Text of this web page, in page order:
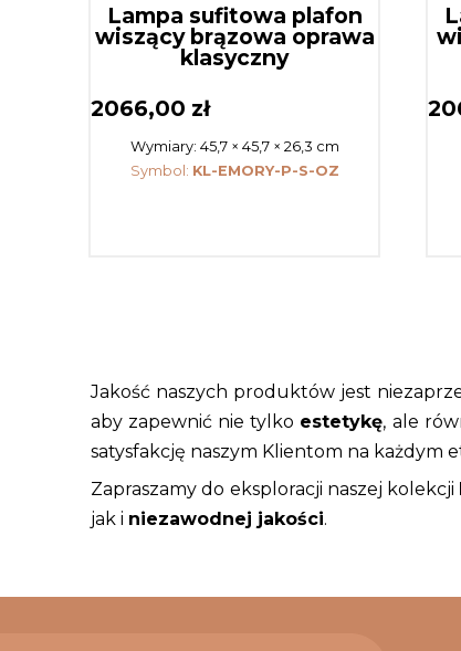
Lampa sufitowa plafon
wiszący brązowa oprawa
klasyczny
2066,00 zł
Wymiary: 45,7 × 45,7 × 26,3 cm
Symbol: KL-EMORY-P-S-OZ
Jakość naszych produktów jest
aby zapewnić nie tylko estetykę, ale
satysfakcję naszym Klientom na każdym
Zapraszamy do eksploracji naszej kolekcji
jak i niezawodnej jakości.